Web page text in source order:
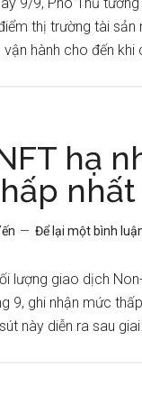
thị trường tài
hành cho đến khi
hạ
Để lại một bình
lượng giao dịch
9, ghi nhận mức
này diễn ra sau